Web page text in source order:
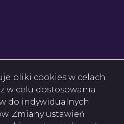
pliki cookies w celach
w celu dostosowania
do indywidualnych
Zmiany ustawień